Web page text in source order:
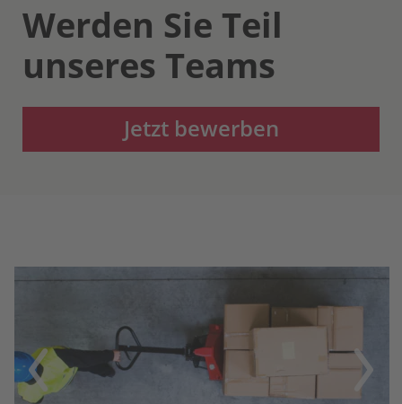
Werden Sie Teil
unseres Teams
Jetzt bewerben
Previous Next